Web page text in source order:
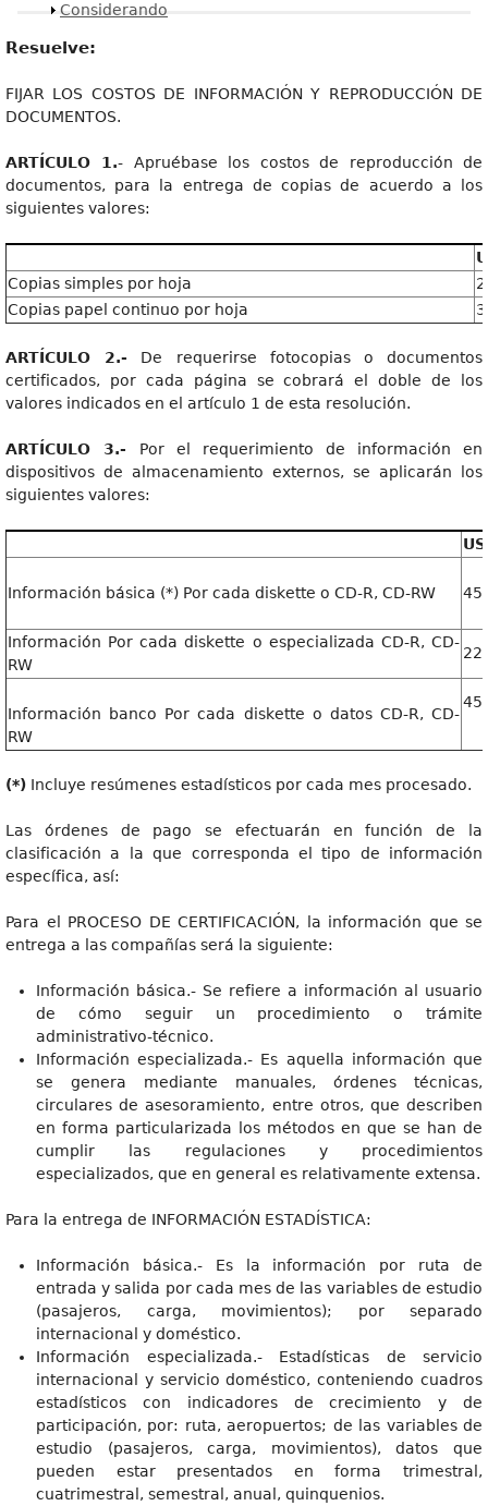
Mostrar
Considerando
Resuelve:
FIJAR LOS COSTOS DE INFORMACIÓN Y REPRODUCCIÓN DE
DOCUMENTOS.
ARTÍCULO 1.- Apruébase los costos de reproducción de
documentos, para la entrega de copias de acuerdo a los
siguientes valores:
Copias simples por hoja
Copias papel continuo por hoja
ARTÍCULO 2.- De requerirse fotocopias o documentos
certificados, por cada página se cobrará el doble de los
valores indicados en el artículo 1 de esta resolución.
ARTÍCULO 3.- Por el requerimiento de información en
dispositivos de almacenamiento externos, se aplicarán los
siguientes valores:
Información básica (*) Por cada diskette o CD-R, CD-RW
Información Por cada diskette o especializada CD-R, CD-
RW
Información banco Por cada diskette o datos CD-R, CD-
RW
(*) Incluye resúmenes estadísticos por cada mes procesado.
Las órdenes de pago se efectuarán en función de la
clasificación a la que corresponda el tipo de información
específica, así:
Para el PROCESO DE CERTIFICACIÓN, la información que se
entrega a las compañías será la siguiente:
Información básica.- Se refiere a información al usuario
de cómo seguir un procedimiento o trámite
administrativo-técnico.
Información especializada.- Es aquella información que
se genera mediante manuales, órdenes técnicas,
circulares de asesoramiento, entre otros, que describen
en forma particularizada los métodos en que se han de
cumplir las regulaciones y procedimientos
especializados, que en general es relativamente extensa.
Para la entrega de INFORMACIÓN ESTADÍSTICA:
Información básica.- Es la información por ruta de
entrada y salida por cada mes de las variables de estudio
(pasajeros, carga, movimientos); por separado
internacional y doméstico.
Información especializada.- Estadísticas de servicio
internacional y servicio doméstico, conteniendo cuadros
estadísticos con indicadores de crecimiento y de
participación, por: ruta, aeropuertos; de las variables de
estudio (pasajeros, carga, movimientos), datos que
pueden estar presentados en forma trimestral,
cuatrimestral, semestral, anual, quinquenios.